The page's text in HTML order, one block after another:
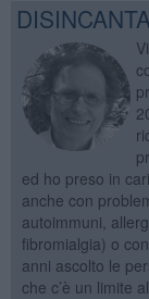
ed ho preso in
anche con
autoimmuni,
fibromialgia) o
anni ascolto le
che c’è un limite